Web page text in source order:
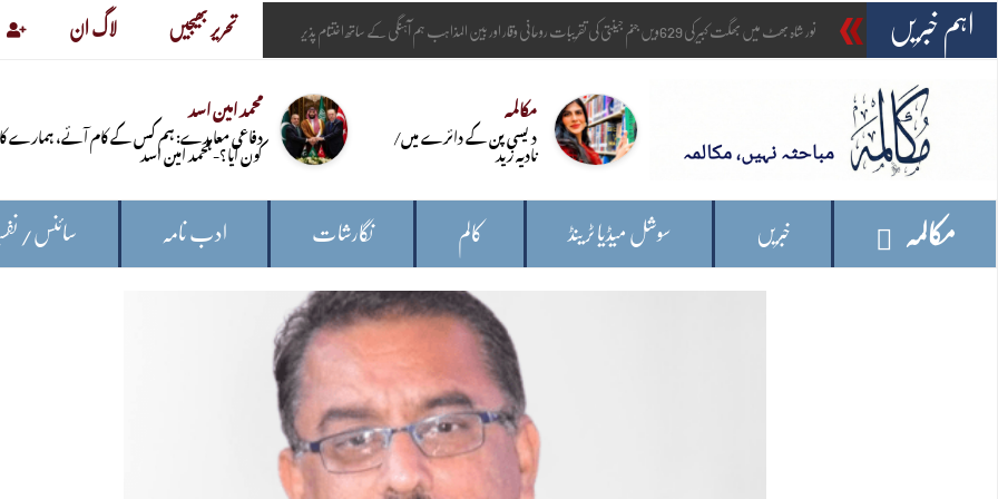
تحریر بھیجیں لاگ ان اہم خبریں امریکہ: وائٹ ہاؤس-
مکالمہ
دیسی پن کے دائرے میں/
نادیہ زید
محمد امین اسد
دفاعی معاہدے: ہم کس کے کام آئے، ہمارے
کون آیا؟- محمد امین اسد
مکالمہ خبریں سوشل میڈیا ٹرینڈ کالم نگارشات ادب نامہ سائنس/